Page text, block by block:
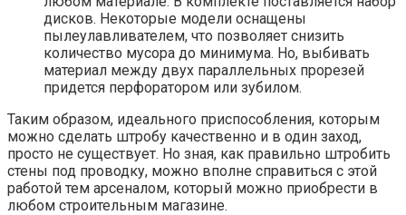
дисков. Некоторые модели оснащены
пылеулавливателем, что позволяет снизить
количество мусора до минимума. Но, выбивать
материал между двух параллельных прорезей
придется перфоратором или зубилом.
Таким образом, идеального приспособления, которым
можно сделать штробу качественно и в один заход,
просто не существует. Но зная, как правильно штробить
стены под проводку, можно вполне справиться с этой
работой тем арсеналом, который можно приобрести в
любом строительным магазине.